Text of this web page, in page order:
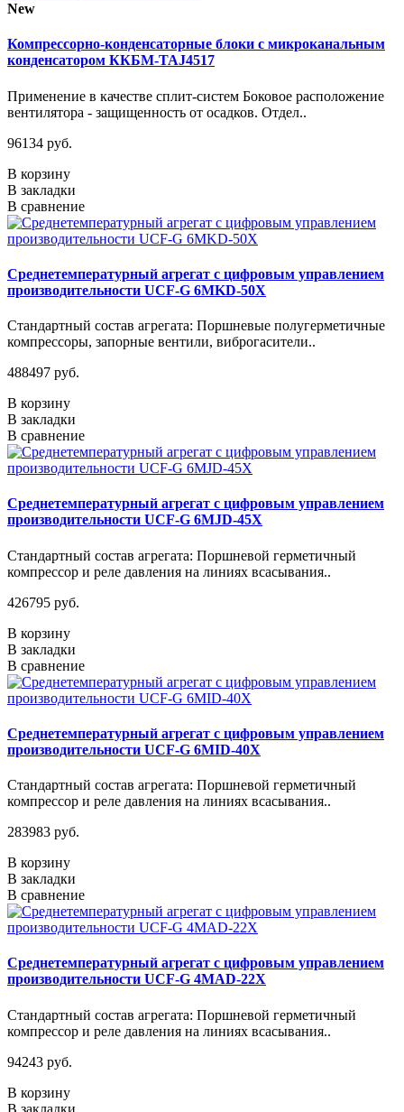
New
Компрессорно-конденсаторные блоки с микроканальным
конденсатором ККБМ-TAJ4517
Применение в качестве сплит-систем Боковое расположение
вентилятора - защищенность от осадков. Отдел..
96134 руб.
В корзину
В закладки
В сравнение
Среднетемпературный агрегат с цифровым управлением
производительности UCF-G 6MKD-50X
Стандартный состав агрегата: Поршневые полугерметичные
компрессоры, запорные вентили, виброгасители..
488497 руб.
В корзину
В закладки
В сравнение
Среднетемпературный агрегат с цифровым управлением
производительности UCF-G 6MJD-45X
Стандартный состав агрегата: Поршневой герметичный
компрессор и реле давления на линиях всасывания..
426795 руб.
В корзину
В закладки
В сравнение
Среднетемпературный агрегат с цифровым управлением
производительности UCF-G 6MID-40X
Стандартный состав агрегата: Поршневой герметичный
компрессор и реле давления на линиях всасывания..
283983 руб.
В корзину
В закладки
В сравнение
Среднетемпературный агрегат с цифровым управлением
производительности UCF-G 4МАD-22Х
Стандартный состав агрегата: Поршневой герметичный
компрессор и реле давления на линиях всасывания..
94243 руб.
В корзину
В закладки